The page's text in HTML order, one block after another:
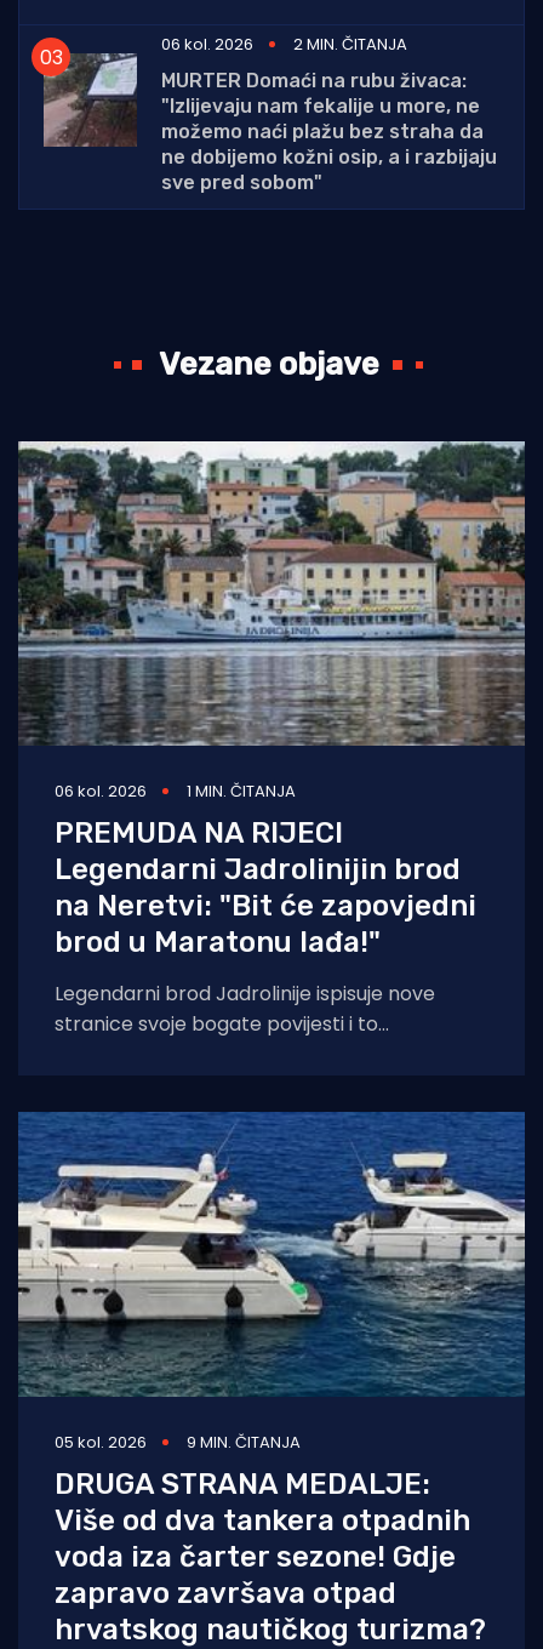
06 kol. 2026
2 MIN. ČITANJA
MURTER Domaći na rubu živaca:
"Izlijevaju nam fekalije u more, ne
možemo naći plažu bez straha da
ne dobijemo kožni osip, a i razbijaju
sve pred sobom"
Vezane objave
06 kol. 2026 1 MIN. ČITANJA
PREMUDA NA RIJECI
Legendarni Jadrolinijin brod
na Neretvi: "Bit će zapovjedni
brod u Maratonu lađa!"
Legendarni brod Jadrolinije ispisuje nove
stranice svoje bogate povijesti i to
05 kol. 2026 9 MIN. ČITANJA
DRUGA STRANA MEDALJE:
Više od dva tankera otpadnih
voda iza čarter sezone! Gdje
zapravo završava otpad
hrvatskog nautičkog turizma?